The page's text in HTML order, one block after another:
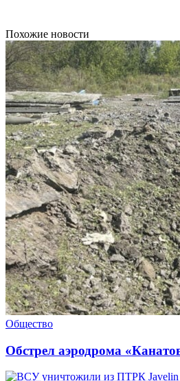
Похожие новости
Общество
Обстрел аэродрома